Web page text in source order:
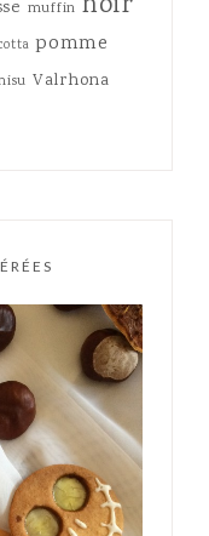
muffin
pomme
Valrhona